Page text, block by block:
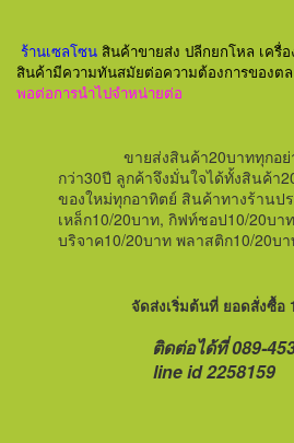
ร้านเซลโซน สินค้าขายส่ง ปลีกยกโหล เครื่
สินค้ามีความทันสมัยต่อความต้องการของต
พอต่อการนำไปจำหน่ายต่อ
ขายส่งสินค้า20บาททุกอ
กว่า30ปี ลูกค้าจึงมั่นใจได้ทั้งสินค้า
ของใหม่ทุกอาทิตย์ สินค้าทางร้านป
เหล็ก10/20บาท, กิฟท์ชอป10/20บา
บริจาค10/20บาท พลาสติก10/20บ
จัดส่งเริ่มต้นที่ ยอดสั่งซื้อ
ติดต่อได้ที่ 089-
line id 2258159